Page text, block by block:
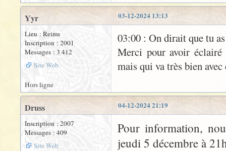
03-12-2024 13:13
Yyr
Lieu : Reims
Inscription : 2001
Messages : 3 412
Site Web
03:00 : On dirait que tu
Merci pour avoir éclairé
mais qui va très bien
Hors ligne
04-12-2024 21:19
Druss
Inscription : 2007
Messages : 409
Site Web
Pour information,
jeudi 5 décembre à